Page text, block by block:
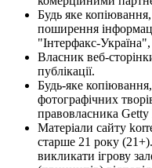
Будь яке
поширення
"Інтерфакс-
Власник веб-
публікації.
Будь-яке
фотографічних
правовласника Getty
Матеріали сайту
старше 21 року
викликати ігрову